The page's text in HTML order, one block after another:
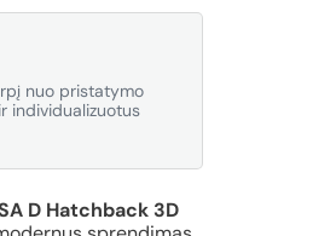
nuo pristatymo
individualizuotus
D Hatchback 3D